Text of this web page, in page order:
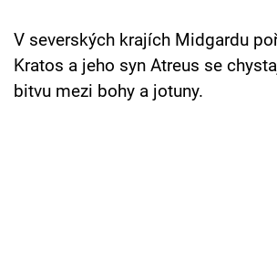
Přihlášení
V severských krajích Midgardu
Kratos a jeho syn Atreus se
bitvu mezi bohy a jotuny.